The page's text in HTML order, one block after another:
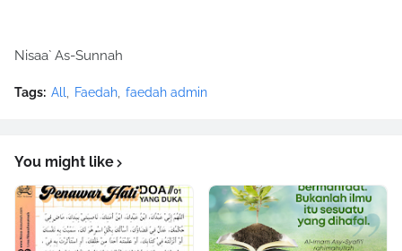
Nisaa` As-Sunnah
Tags: All Faedah faedah admin
You might like